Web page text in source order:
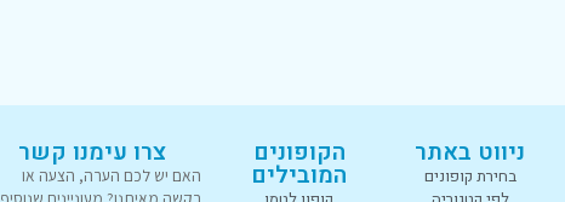
ניווט באתר
בחירת קופונים
הקופונים
המובילים
צרו עימנו קשר
האם יש לכם הערה, הצעה או